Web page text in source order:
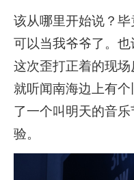
该从哪里开始说？
可以当我爷爷了。
这次歪打正着的现
就听闻南海边上有
了一个叫明天的音
验。